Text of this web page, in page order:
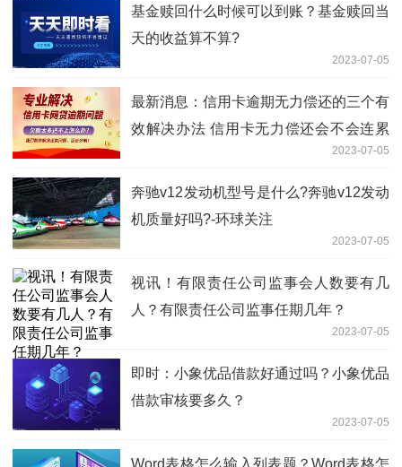
基金赎回什么时候可以到账？基金赎回当
天的收益算不算?
2023-07-05
最新消息：信用卡逾期无力偿还的三个有
效解决办法 信用卡无力偿还会不会连累
2023-07-05
奔驰v12发动机型号是什么?奔驰v12发动
机质量好吗?-环球关注
2023-07-05
视讯！有限责任公司监事会人数要有几
人？有限责任公司监事任期几年？
2023-07-05
即时：小象优品借款好通过吗？小象优品
借款审核要多久？
2023-07-05
Word表格怎么输入列表题？Word表格怎